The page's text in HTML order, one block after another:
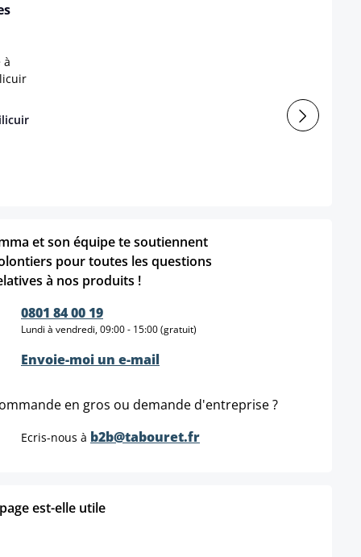
et son équipe te soutiennent
pour toutes les questions
à nos produits !
0801 84 00 19
Lundi à vendredi, 09:00 - 15:00 (gratuit)
Envoie-moi un e-mail
en gros ou demande d'entreprise ?
Ecris-nous à b2b@tabouret.fr
est-elle utile